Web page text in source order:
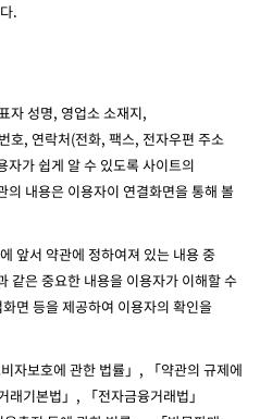
.
자 성명, 영업소 소재지,
호, 연락처(전화, 팩스, 전자우편 주소
가 쉽게 알 수 있도록 사이트의
내용은 이용자이 연결화면을 통해 볼
앞서 약관에 정하여져 있는 내용 중
같은 중요한 내용을 이용자가 이해할 수
면 등을 제공하여 이용자의 확인을
자보호에 관한 법률」, 「약관의 규제에
기본법」, 「전자금융거래법」